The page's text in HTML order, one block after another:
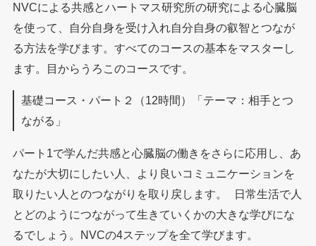
NVCによる共感とハートマス研究所の研究による心臓脳
を使って、自分自身を受け入れ自分自身の叡智とつなが
る方法を学びます。すべてのコースの基本をマスターし
ます。目からうろこのコースです。
基礎コース・パート２（12時間）「テーマ：相手とつ
ながる」
パート1で学んだ共感と心臓脳の働きをさらに応用し、あ
なたが大切にしたい人、より良いコミュニケーションを
取りたい人とのつながりを取り戻します。 日常生活で人
とどのようにつながって生きていくかの大きな学びにな
るでしょう。NVCの4ステップを全て学びます。